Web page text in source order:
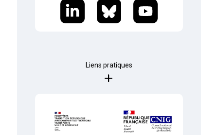
Liens pratiques